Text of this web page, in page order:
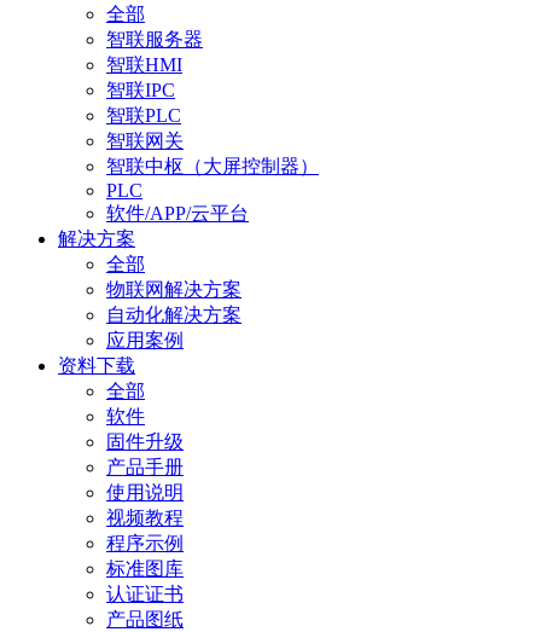
全部
智联服务器
智联HMI
智联IPC
智联PLC
智联网关
智联中枢（大屏控制器）
PLC
软件/APP/云平台
解决方案
全部
物联网解决方案
自动化解决方案
应用案例
资料下载
全部
软件
固件升级
产品手册
使用说明
视频教程
程序示例
标准图库
认证证书
产品图纸